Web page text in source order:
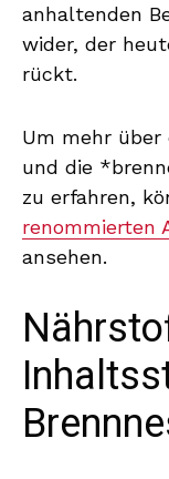
anhaltenden
wider, der
rückt.
Um mehr über
und die
zu erfahren,
renommierten
ansehen.